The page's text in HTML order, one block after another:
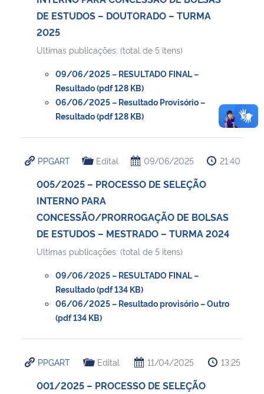
DE ESTUDOS – DOUTORADO – TURMA
2025
Ultimas publicações: (total de 5 itens)
09/06/2025 – RESULTADO FINAL –
Resultado (pdf 128 KB)
06/06/2025 – Resultado Provisório –
Resultado (pdf 128 KB)
PPGART Edital 09/06/2025 21:40
005/2025 – PROCESSO DE SELEÇÃO
INTERNO PARA
CONCESSÃO/PRORROGAÇÃO DE BOLSAS
DE ESTUDOS – MESTRADO – TURMA 2024
Ultimas publicações: (total de 5 itens)
09/06/2025 – RESULTADO FINAL –
Resultado (pdf 134 KB)
06/06/2025 – Resultado provisório – Outro
(pdf 134 KB)
PPGART Edital 11/04/2025 13:25
001/2025 – PROCESSO DE SELEÇÃO